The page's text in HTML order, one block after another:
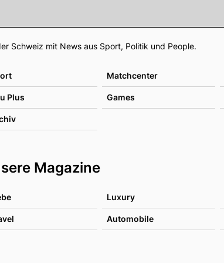
Footer
Schweiz mit News aus Sport, Politik und People.
Matchcenter
Plus Games
Magazine
Luxury
Automobile